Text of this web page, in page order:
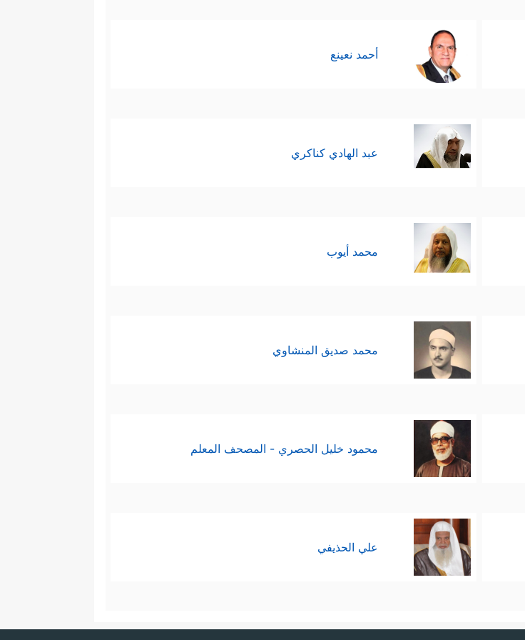
أحمد نعينع
عبد الهادي كناكري
محمد أيوب
محمد صديق المنشاوي
محمود خليل الحصري - المصحف المعلم
علي الحذيفي